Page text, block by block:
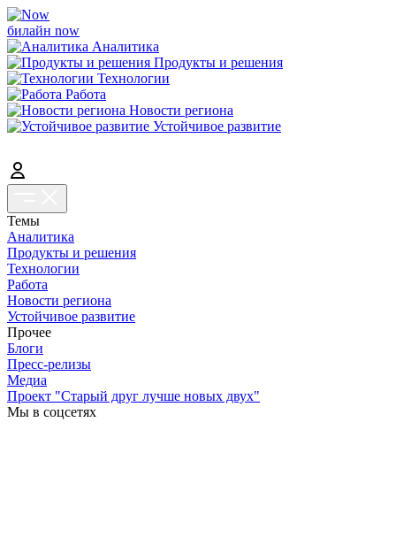
билайн now
Аналитика
Продукты и решения
Технологии
Работа
Новости региона
Устойчивое развитие
Темы
Аналитика
Продукты и решения
Технологии
Работа
Новости региона
Устойчивое развитие
Прочее
Блоги
Пресс-релизы
Медиа
Проект "Старый друг лучше новых двух"
Мы в соцсетях